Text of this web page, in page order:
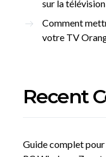
sur la télévision
Comment
votre TV
Recent
Guide complet